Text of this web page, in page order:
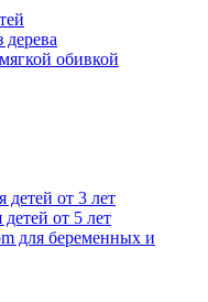
дерева
обивкой
от 3 лет
от 5 лет
для беременных и